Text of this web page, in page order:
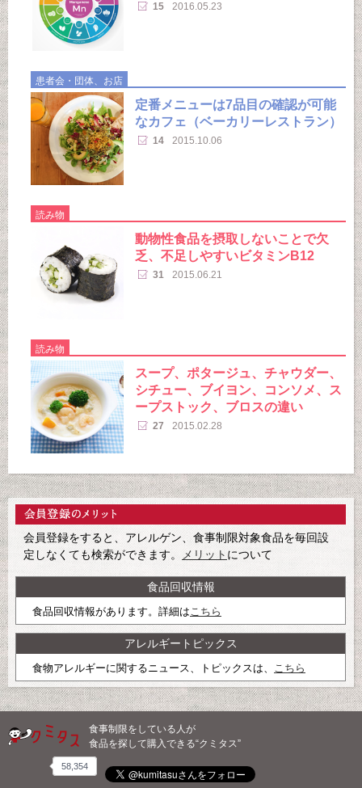
15 2016.05.23
患者会・団体、お店
定番メニューは7品目の確認が可能
なカフェ（ベーカリーレストラン）
14 2015.10.06
読み物
動物性食品を摂取しないことで欠
乏、不足しやすいビタミンB12
31 2015.06.21
読み物
スープ、ポタージュ、チャウダー、
シチュー、ブイヨン、コンソメ、ス
ープストック、ブロスの違い
27 2015.02.28
会員登録をすると、アレルゲン、食事制限対象食品を毎回設
定しなくても検索ができます。
メリット について
食品回収情報
食品回収情報があります。詳細はこちら
アレルギートピックス
食物アレルギーに関するニュース、トピックスは、 こちら
食事制限をしている人が
食品を探して購入できる“クミタス”
58,354